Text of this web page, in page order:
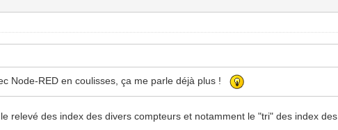
Node-RED en coulisses, ça me parle déjà plus !
relevé des index des divers compteurs et notamment le "tri" des index